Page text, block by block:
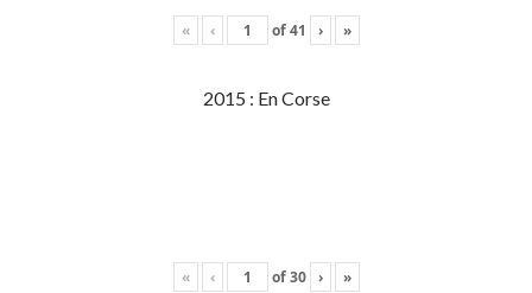
« ‹ of41 › »
2015 : En Corse
« ‹ of30 › »